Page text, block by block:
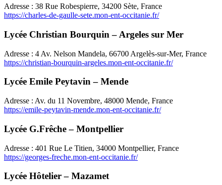
Adresse : 38 Rue Robespierre, 34200 Sète, France
https://charles-de-gaulle-sete.mon-ent-occitanie.fr/
Lycée Christian Bourquin – Argeles sur Mer
Adresse : 4 Av. Nelson Mandela, 66700 Argelès-sur-Mer, France
https://christian-bourquin-argeles.mon-ent-occitanie.fr/
Lycée Emile Peytavin – Mende
Adresse : Av. du 11 Novembre, 48000 Mende, France
https://emile-peytavin-mende.mon-ent-occitanie.fr/
Lycée G.Frêche – Montpellier
Adresse : 401 Rue Le Titien, 34000 Montpellier, France
https://georges-freche.mon-ent-occitanie.fr/
Lycée Hôtelier – Mazamet